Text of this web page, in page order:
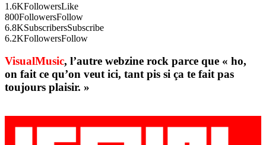
1.6KFollowersLike
800FollowersFollow
6.8KSubscribersSubscribe
6.2KFollowersFollow
VisualMusic, l’autre webzine rock parce que « ho,
on fait ce qu’on veut ici, tant pis si ça te fait pas
toujours plaisir. »